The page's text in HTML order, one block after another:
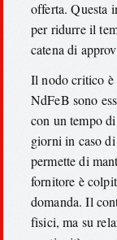
offerta. Questa
per ridurre il
catena di
Il nodo critico è
NdFeB sono
con un tempo
giorni in caso
permette di
fornitore è
domanda. Il
fisici, ma su